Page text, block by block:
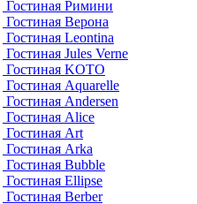
Гостиная Римини
Гостиная Верона
Гостиная Leontina
Гостиная Jules Verne
Гостиная KOTO
Гостиная Aquarelle
Гостиная Andersen
Гостиная Alice
Гостиная Art
Гостиная Arka
Гостиная Bubble
Гостиная Ellipse
Гостиная Berber